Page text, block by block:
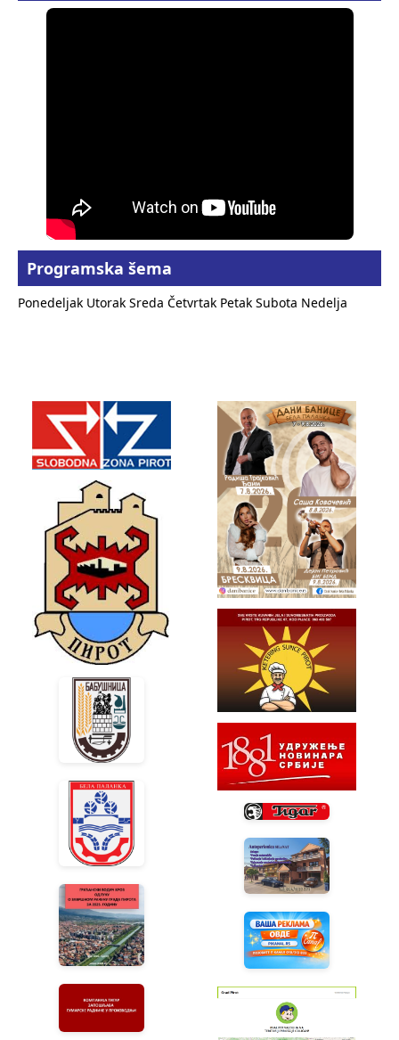
Programska šema
Ponedeljak Utorak Sreda Četvrtak Petak Subota Nedelja